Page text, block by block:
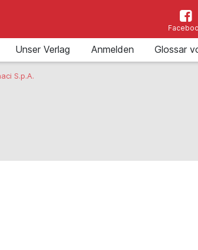
Unser Verlag Anmelden Glossar
S.p.A.